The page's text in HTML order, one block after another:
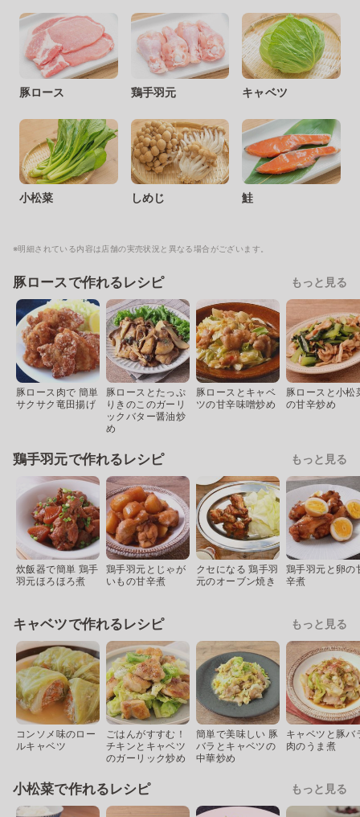
豚ロース 鶏手羽元 キャベツ
小松菜 しめじ 鮭
※明細されている内容は店舗の実売状況と異なる場合がございます。
豚ロースで作れるレシピ もっと見る
豚ロース肉で 簡単
サクサク竜田揚げ
豚ロースとたっぷ
りきのこのガーリ
ックバター醤油炒
め
豚ロースとキャベ
ツの甘辛味噌炒め
豚ロースと小松
の甘辛炒め
鶏手羽元で作れるレシピ もっと見る
炊飯器で簡単 鶏手
羽元ほろほろ煮
鶏手羽元とじゃが
いもの甘辛煮
クセになる 鶏手羽
元のオーブン焼き
鶏手羽元と卵の
辛煮
キャベツで作れるレシピ もっと見る
コンソメ味のロー
ルキャベツ
ごはんがすすむ！
チキンとキャベツ
のガーリック炒め
簡単で美味しい 豚
バラとキャベツの
中華炒め
キャベツと豚バ
肉のうま煮
小松菜で作れるレシピ もっと見る